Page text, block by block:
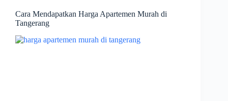
Cara Mendapatkan Harga Apartemen Murah di
Tangerang